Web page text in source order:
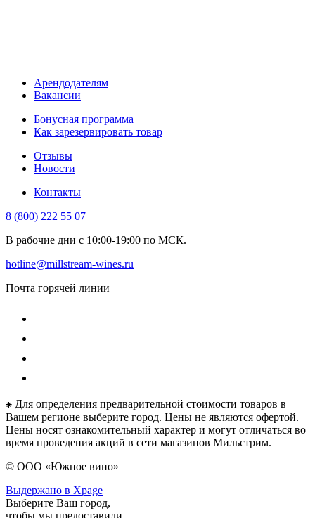
Арендодателям
Вакансии
Бонусная программа
Как зарезервировать товар
Отзывы
Новости
Контакты
8 (800) 222 55 07
В рабочие дни с 10:00-19:00 по МСК.
hotline@millstream-wines.ru
Почта горячей линии
⁕ Для определения предварительной стоимости товаров в
Вашем регионе выберите город. Цены не являются офертой.
Цены носят ознакомительный характер и могут отличаться во
время проведения акций в сети магазинов Мильстрим.
© ООО «Южное вино»
Выдержано в Xpage
Выберите Ваш город,
чтобы мы предоставили